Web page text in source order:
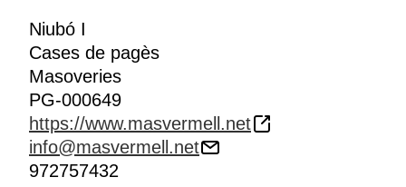
Niubó I
Cases de pagès
Masoveries
PG-000649
https://www.masvermell.net
info@masvermell.net
972757432